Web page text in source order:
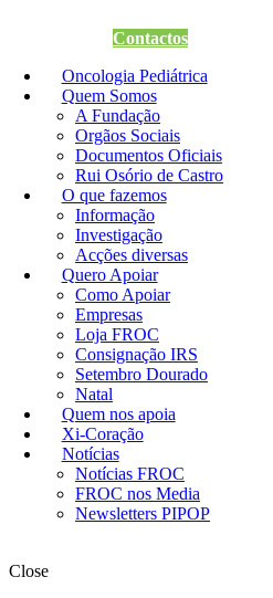
Contactos
Oncologia Pediátrica
Quem Somos
A Fundação
Orgãos Sociais
Documentos Oficiais
Rui Osório de Castro
O que fazemos
Informação
Investigação
Acções diversas
Quero Apoiar
Como Apoiar
Empresas
Loja FROC
Consignação IRS
Setembro Dourado
Natal
Quem nos apoia
Xi-Coração
Notícias
Notícias FROC
FROC nos Media
Newsletters PIPOP
Close